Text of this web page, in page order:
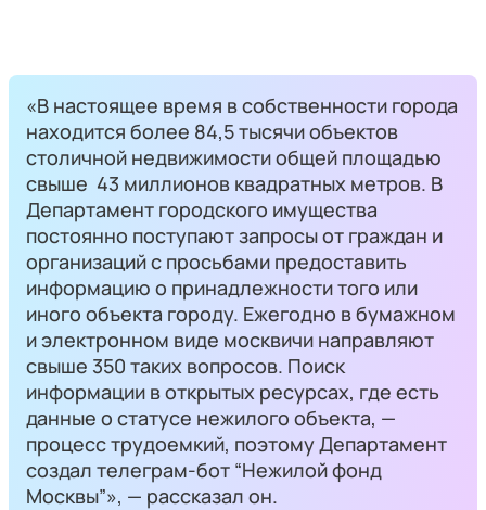
«В настоящее время в собственности города
находится более 84,5 тысячи объектов
столичной недвижимости общей площадью
свыше 43 миллионов квадратных метров. В
Департамент городского имущества
постоянно поступают запросы от граждан и
организаций с просьбами предоставить
информацию о принадлежности того или
иного объекта городу. Ежегодно в бумажном
и электронном виде москвичи направляют
свыше 350 таких вопросов. Поиск
информации в открытых ресурсах, где есть
данные о статусе нежилого объекта, —
процесс трудоемкий, поэтому Департамент
создал телеграм-бот “Нежилой фонд
Москвы”», — рассказал он.